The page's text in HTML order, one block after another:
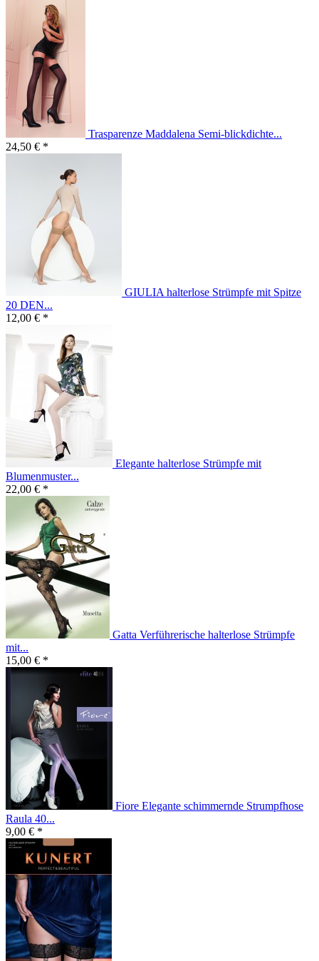
Trasparenze Maddalena Semi-blickdichte...
24,50 € *
GIULIA halterlose Strümpfe mit Spitze
20 DEN...
12,00 € *
Elegante halterlose Strümpfe mit
Blumenmuster...
22,00 € *
Gatta Verführerische halterlose Strümpfe
mit...
15,00 € *
Fiore Elegante schimmernde Strumpfhose
Raula 40...
9,00 € *